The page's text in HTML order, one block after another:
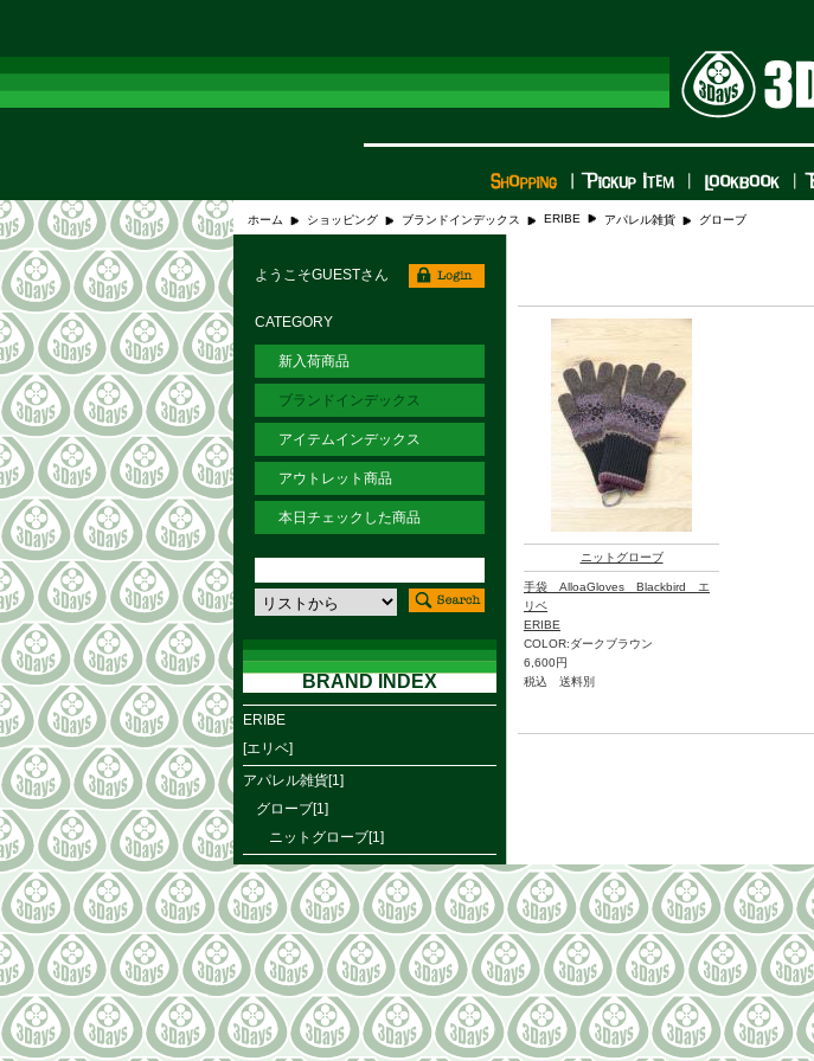
ホーム ショッピング ブランドインデックス ERIBE アパレル雑貨 グローブ
ニットグローブ
手袋 AlloaGloves Blackbird エ
リベ
ERIBE
COLOR:ダークブラウン
6,600円
税込 送料別
ようこそGUESTさん
CATEGORY
新入荷商品
ブランドインデックス
アイテムインデックス
アウトレット商品
本日チェックした商品
BRAND INDEX
ERIBE
[エリベ]
アパレル雑貨[1]
グローブ[1]
ニットグローブ[1]